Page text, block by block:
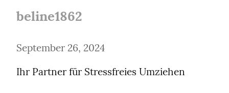
beline1862
September 26, 2024
Ihr Partner für Stressfreies Umziehen